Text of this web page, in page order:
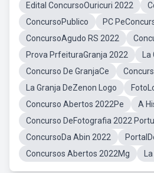
Edital ConcursoOuricuri 2022
ConcursoPublico
PC
ConcursoAgudo RS 2022
Prova PrfeituraGranja 2022
Concurso De GranjaCe
La Granja DeZenon Logo
Concurso Abertos 2022Pe
A
Concurso DeFotografia 2022
ConcursoDa Abin 2022
Concursos Abertos 2022Mg